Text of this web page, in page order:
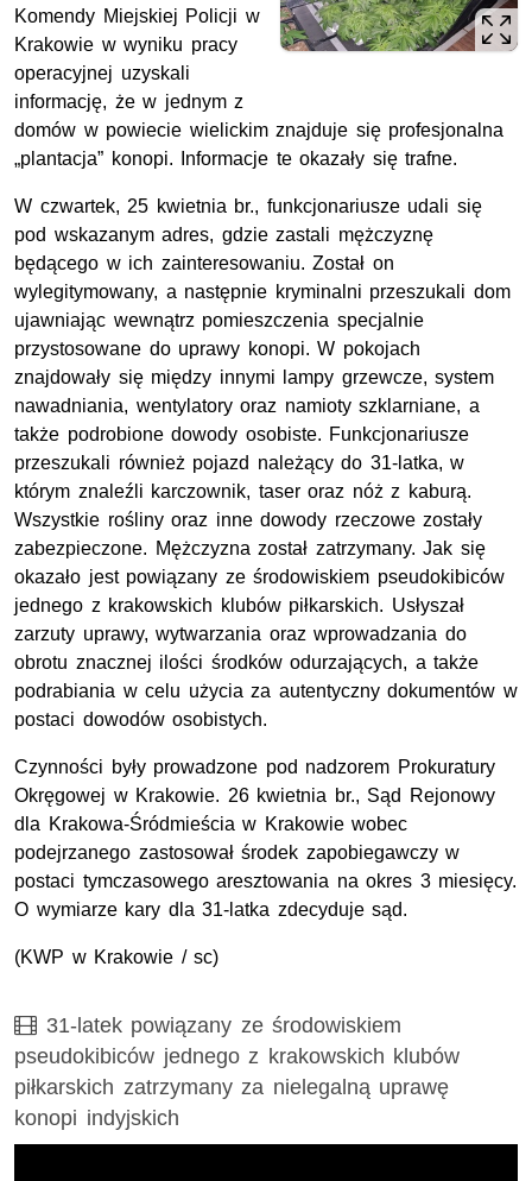
Komendy Miejskiej Policji w
Krakowie w wyniku pracy
operacyjnej uzyskali
informację, że w jednym z
domów w powiecie wielickim znajduje się profesjonalna
„plantacja” konopi. Informacje te okazały się trafne.
W czwartek, 25 kwietnia br., funkcjonariusze udali się
pod wskazanym adres, gdzie zastali mężczyznę
będącego w ich zainteresowaniu. Został on
wylegitymowany, a następnie kryminalni przeszukali dom
ujawniając wewnątrz pomieszczenia specjalnie
przystosowane do uprawy konopi. W pokojach
znajdowały się między innymi lampy grzewcze, system
nawadniania, wentylatory oraz namioty szklarniane, a
także podrobione dowody osobiste. Funkcjonariusze
przeszukali również pojazd należący do 31-latka, w
którym znaleźli karczownik, taser oraz nóż z kaburą.
Wszystkie rośliny oraz inne dowody rzeczowe zostały
zabezpieczone. Mężczyzna został zatrzymany. Jak się
okazało jest powiązany ze środowiskiem pseudokibiców
jednego z krakowskich klubów piłkarskich. Usłyszał
zarzuty uprawy, wytwarzania oraz wprowadzania do
obrotu znacznej ilości środków odurzających, a także
podrabiania w celu użycia za autentyczny dokumentów w
postaci dowodów osobistych.
Czynności były prowadzone pod nadzorem Prokuratury
Okręgowej w Krakowie. 26 kwietnia br., Sąd Rejonowy
dla Krakowa-Śródmieścia w Krakowie wobec
podejrzanego zastosował środek zapobiegawczy w
postaci tymczasowego aresztowania na okres 3 miesięcy.
O wymiarze kary dla 31-latka zdecyduje sąd.
(KWP w Krakowie / sc)
Film
31-latek powiązany ze środowiskiem
pseudokibiców jednego z krakowskich klubów
piłkarskich zatrzymany za nielegalną uprawę
konopi indyjskich